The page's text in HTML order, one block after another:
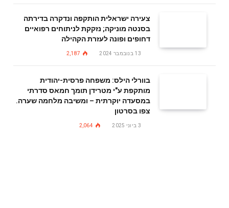
צעירה ישראלית הותקפה ונדקרה בדירתה
בסנטה מוניקה; נזקקת לניתוחים רפואיים
דחופים ופונה לעזרת הקהילה
13 בנובמבר 2024 2,187
בוורלי הילס: משפחה פרסית-יהודית
מותקפת ע"י מטרידן תומך חמאס סדרתי
במסעדה יוקרתית – ומשיבה מלחמה שערה.
צפו בסרטון
3 ביוני 2025 2,064